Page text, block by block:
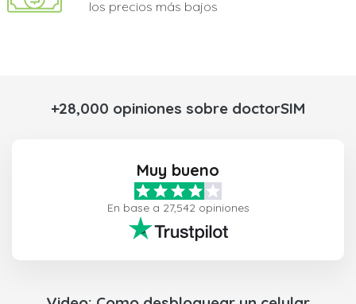
los precios más bajos
+28,000 opiniones sobre doctorSIM
Muy bueno
En base a 27,542 opiniones